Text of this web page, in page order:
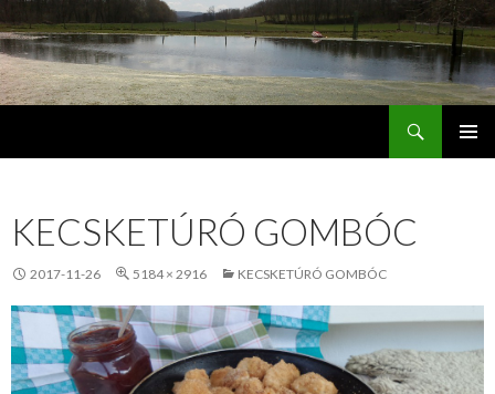
KECSKETÚRÓ GOMBÓC
2017-11-26 5184 × 2916 KECSKETÚRÓ GOMBÓC